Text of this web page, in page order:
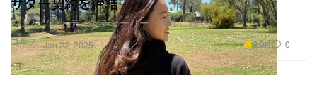
ゴルフ
ジェイソン・デイとチャーリー・ハルに続く
Jan 22, 2025 2.9K 0